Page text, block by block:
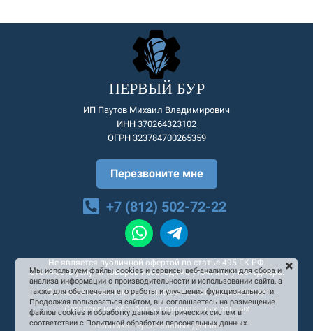
ПЕРВЫЙ БУР
ИП Паутов Михаил Владимирович
ИНН 370264323102
ОГРН 323784700265359
Перезвоните мне
+7 (812) 502-72-22
Не является публичной офертой по статье 495 ГК РФ.
Стоимость услуг и товаров необходимо уточнять у менеджера.
Согласие на рекламную и информационную рассылку
Согласие на обработку персональных данных
Политика персональных данных
Мы используем файлы cookies и сервисы веб-аналитики для сбора и
анализа информации о производительности и использовании сайта, а
также для обеспечения его работы и улучшения функциональности.
Продолжая пользоваться сайтом, вы соглашаетесь на размещение
файлов cookies и обработку данных метрических систем в
соответствии с Политикой обработки персональных данных.